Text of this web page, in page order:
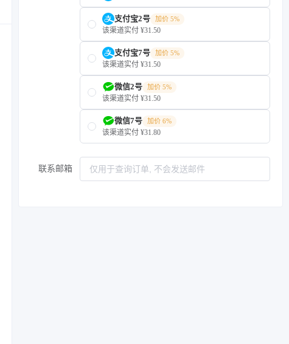
支付宝2号 加价 5%
该渠道实付 ¥31.50
支付宝7号 加价 5%
该渠道实付 ¥31.50
微信2号 加价 5%
该渠道实付 ¥31.50
微信7号 加价 6%
该渠道实付 ¥31.80
联系邮箱